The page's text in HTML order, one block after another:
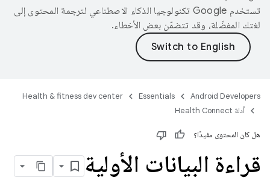
تستخدم Google تكنولوجيا الذكاء الاصطناعي لترجمة المحتوى إلى
لغتك المفضّلة، وقد تتضمّن بعض الأخطاء.
Android Developers
Essentials
Health & fitness dev center
أدلة Health Connect
هل كان المحتوى مفيدًا؟
قراءة البيانات الأولية